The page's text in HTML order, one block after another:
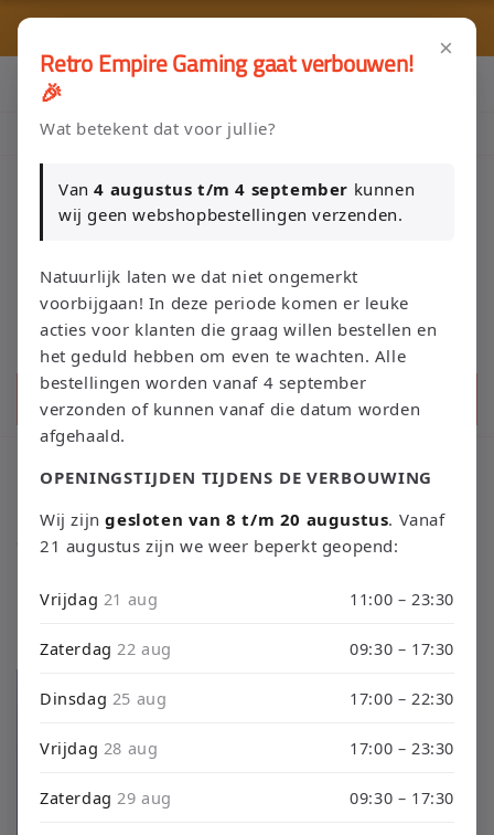
naar de
🎮
Klik Hier en Verkoop je Game of TCG collectie aan Retro Empire
Nieuw: zoek je Magic-deck automatisch op in onze voorraad.
e
Wii Controller
Wii Controller
×
Retro Empire Gaming gaat verbouwen!
🎉
Wat betekent dat voor jullie?
Van4 augustus t/m 4 september kunnen
wij geen webshopbestellingen verzenden.
Natuurlijk laten we dat niet ongemerkt
voorbijgaan! In deze periode komen er leuke
acties voor klanten die graag willen bestellen en
het geduld hebben om even te wachten. Alle
bestellingen worden vanaf 4 september
verzonden of kunnen vanaf die datum worden
afgehaald.
OPENINGSTIJDEN TIJDENS DE VERBOUWING
Wij zijngesloten van 8 t/m 20 augustus. Vanaf
21 augustus zijn we weer beperkt geopend:
Vrijdag 21 aug 11:00 – 23:30
Zaterdag22 aug 09:30 – 17:30
Dinsdag 25 aug 17:00 – 22:30
Vrijdag 28 aug 17:00 – 23:30
Zaterdag29 aug 09:30 – 17:30